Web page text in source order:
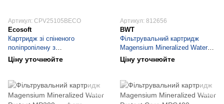
Артикул: CPV25105BECO
Ecosoft
Картридж зі спіненого
поліпропілену з
бактеріостатичним ефектом
Ecosoft 2,5"x10" 5 мкм
Ціну уточнюйте
Артикул: 812656
BWT
Фільтрувальний картридж
Magensium Mineralized Water
Protect MP200
Ціну уточнюйте